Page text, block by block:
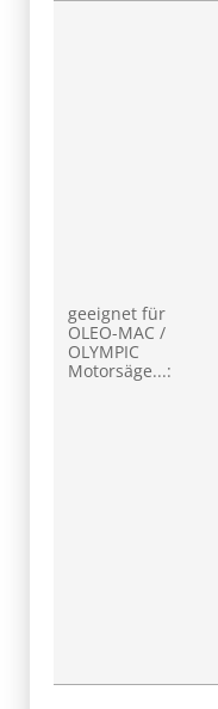
geeignet für
OLEO-MAC /
OLYMPIC
Motorsäge...: